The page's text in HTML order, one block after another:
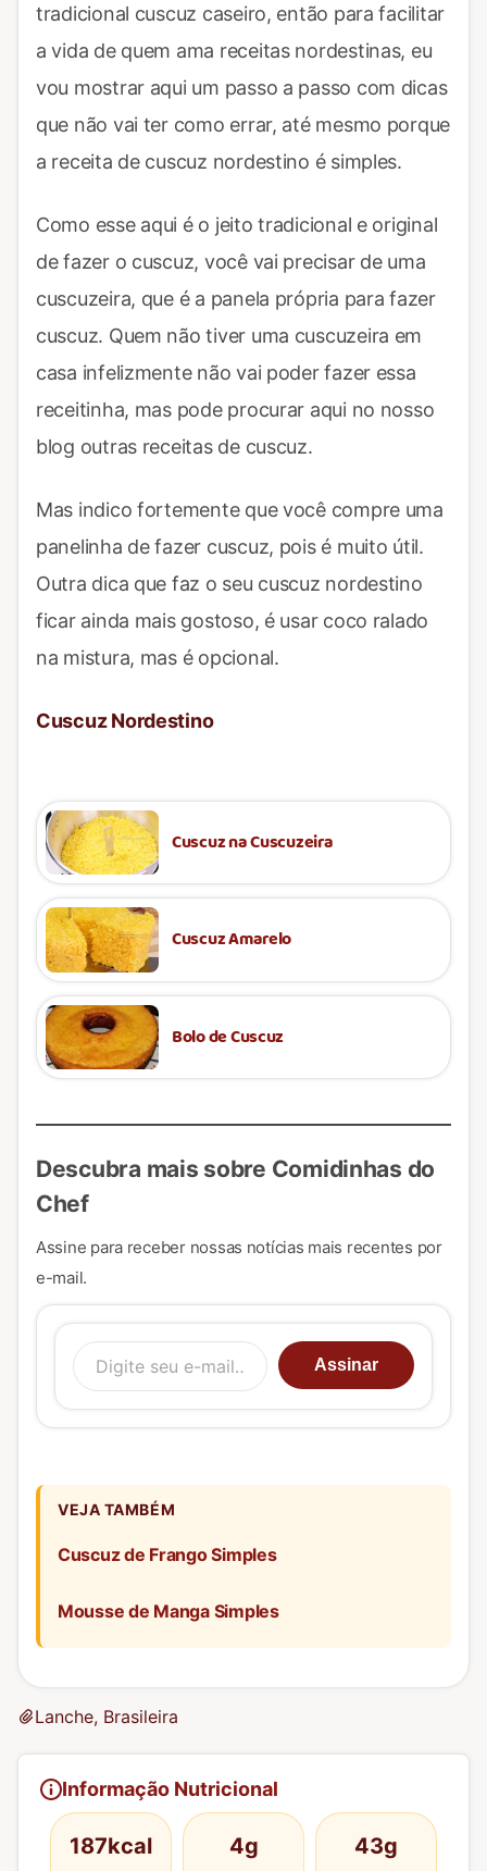
tradicional cuscuz caseiro, então para facilitar
a vida de quem ama receitas nordestinas, eu
vou mostrar aqui um passo a passo com dicas
que não vai ter como errar, até mesmo porque
a receita de cuscuz nordestino é simples.
Como esse aqui é o jeito tradicional e original
de fazer o cuscuz, você vai precisar de uma
cuscuzeira, que é a panela própria para fazer
cuscuz. Quem não tiver uma cuscuzeira em
casa infelizmente não vai poder fazer essa
receitinha, mas pode procurar aqui no nosso
blog outras receitas de cuscuz.
Mas indico fortemente que você compre uma
panelinha de fazer cuscuz, pois é muito útil.
Outra dica que faz o seu cuscuz nordestino
ficar ainda mais gostoso, é usar coco ralado
na mistura, mas é opcional.
Cuscuz Nordestino
Cuscuz na Cuscuzeira
Cuscuz Amarelo
Bolo de Cuscuz
Descubra mais sobre Comidinhas do
Chef
Assine para receber nossas notícias mais recentes por
e-mail.
Digite seu e-mail…
Assinar
VEJA TAMBÉM
Cuscuz de Frango Simples
Mousse de Manga Simples
Lanche, Brasileira
Informação Nutricional
187kcal 4g 43g